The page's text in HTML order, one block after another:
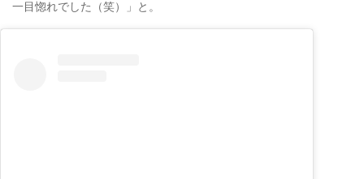
一目惚れでした（笑）」と。